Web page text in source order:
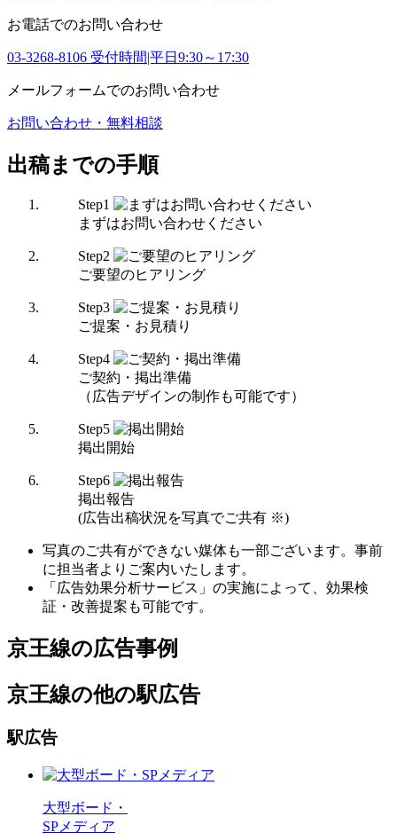
お電話でのお問い合わせ
03-3268-8106 受付時間|平日9:30～17:30
メールフォームでのお問い合わせ
お問い合わせ・無料相談
出稿までの手順
Step1
まずはお問い合わせください
Step2
ご要望のヒアリング
Step3
ご提案・お見積り
Step4
ご契約・掲出準備
（広告デザインの制作も可能です）
Step5
掲出開始
Step6
掲出報告
(広告出稿状況を写真でご共有 ※)
写真のご共有ができない媒体も一部ございます。事前
に担当者よりご案内いたします。
「広告効果分析サービス」の実施によって、効果検
証・改善提案も可能です。
京王線の広告事例
京王線の他の駅広告
駅広告
大型ボード・
SPメディア